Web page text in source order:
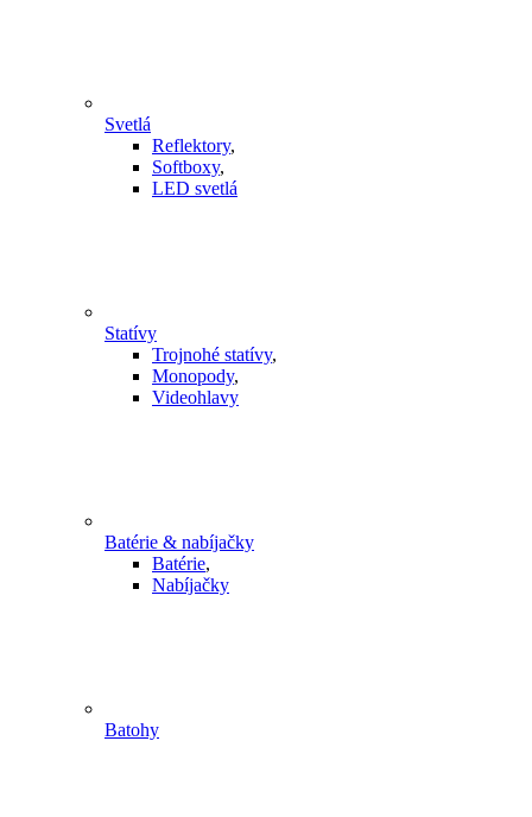
Svetlá
Reflektory,
Softboxy,
LED svetlá
Statívy
Trojnohé statívy,
Monopody,
Videohlavy
Batérie & nabíjačky
Batérie,
Nabíjačky
Batohy